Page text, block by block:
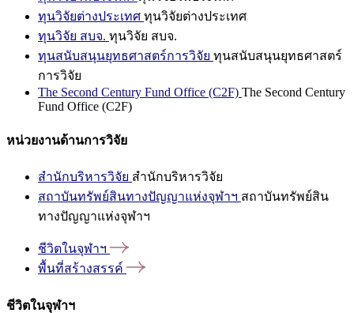
ทุนวิจัยต่างประเทศ ทุนวิจัยต่างประเทศ
ทุนวิจัย สบจ. ทุนวิจัย สบจ.
ทุนสนับสนุนยุทธศาสตร์การวิจัย ทุนสนับสนุนยุทธศาสตร์
การวิจัย
The Second Century Fund Office (C2F) The Second Century
Fund Office (C2F)
หน่วยงานด้านการวิจัย
สำนักบริหารวิจัย สำนักบริหารวิจัย
สถาบันทรัพย์สินทางปัญญาแห่งจุฬาฯ สถาบันทรัพย์สิน
ทางปัญญาแห่งจุฬาฯ
ชีวิตในจุฬาฯ
พื้นที่สร้างสรรค์
ชีวิตในจุฬาฯ